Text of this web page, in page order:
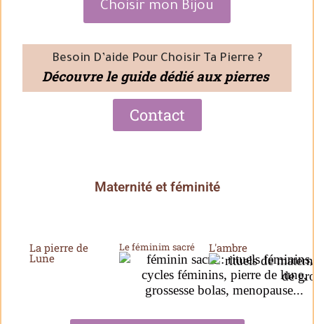
Choisir mon Bijou
Besoin D’aide Pour Choisir Ta Pierre ?
Découvre le guide dédié aux pierres
Contact
Maternité et féminité
La pierre de
Lune
Le féminim sacré L'ambre